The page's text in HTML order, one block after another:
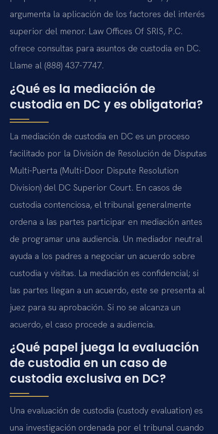
argumenta la aplicación de los factores del interés
superior del menor. Law Offices Of SRIS, P.C.
ofrece consultas para asuntos de custodia en DC.
Llame al (888) 437-7747.
¿Qué es la mediación de
custodia en DC y es obligatoria?
La mediación de custodia en DC es un proceso
facilitado por la División de Resolución de Disputas
Multi-Puerta (Multi-Door Dispute Resolution
Division) del DC Superior Court. En casos de
custodia contenciosa, el tribunal generalmente
ordena a las partes participar en mediación antes
de programar una audiencia. Un mediador neutral
ayuda a los padres a negociar un acuerdo sobre
custodia y visitas. La mediación es confidencial; si
las partes llegan a un acuerdo, este se presenta al
juez para su aprobación. Si no se alcanza un
acuerdo, el caso procede a audiencia.
¿Qué papel juega la evaluación
de custodia en un caso de
custodia exclusiva en DC?
Una evaluación de custodia (custody evaluation) es
una investigación ordenada por el tribunal cuando